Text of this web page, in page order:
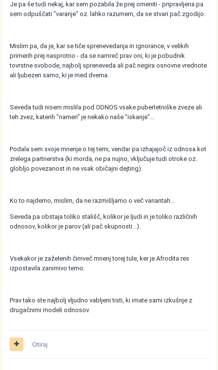
Je pa še tudi nekaj, kar sem pozabila že prej omeniti - pripravljena pa
sem odpuščati "varanje" oz. lahko razumem, da se stvari pač zgodijo.
Mislim pa, da je, kar se tiče sprenevedanja in ignorance, v velikih
primerih prej nasprotno - da se namreč prav oni, ki je pobudnik
tovrstne svobode, najbolj spreneveda ali pač negira osnovne vrednote
ali ljubezen samo, ki je med dvema.
Seveda tudi nisem mislila pod ODNOS vsake pubertetniške zveze ali
teh zvez, katerih "namen" je nekako naše "iskanje"...
Podala sem svoje mnenje o tej temi, vendar pa izhajajoč iz odnosa kot
zrelega partnerstva (ki morda, ne pa nujno, vključuje tudi otroke oz.
globljo povezanost in ne vsak običajni dejting).
Ko to najdemo, mislim, da ne razmišljamo o več variantah...
Seveda pa obstaja toliko stališč, kolikor je ljudi in je toliko različnih
odnosov, kolikor je parov (ali pač skupnosti...).
Vsekakor je zaželenih čimveč mnenj torej tule, ker je Afrodita res
izpostavila zanimivo temo.
Prav tako ste najbolj vljudno vabljeni tisti, ki imate sami izkušnje z
drugačnimi modeli odnosov.
Citiraj